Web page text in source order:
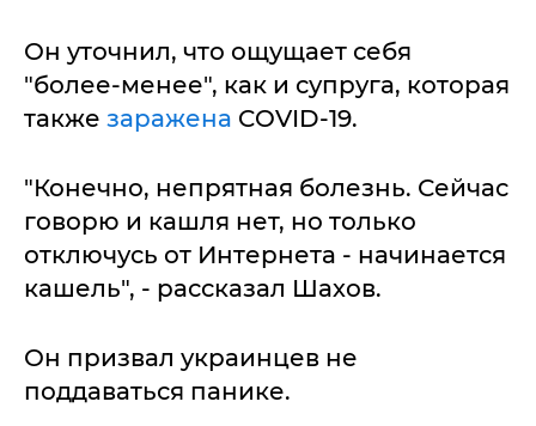
Он уточнил, что ощущает себя
"более-менее", как и супруга, которая
также заражена COVID-19.
"Конечно, непрятная болезнь. Сейчас
говорю и кашля нет, но только
отключусь от Интернета - начинается
кашель", - рассказал Шахов.
Он призвал украинцев не
поддаваться панике.